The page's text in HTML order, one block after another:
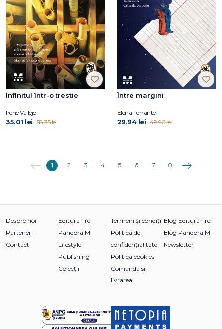
Infinitul într-o trestie
Irene Vallejo
35.01 lei 58.35 lei
Între margini
Elena Ferrante
29.94 lei 49.90 lei
Anterioara
1 2 3 4 5 6 7 8 Următoarea
Despre noi
Parteneri
Contact
Editura Trei
Pandora M
Lifestyle
Publishing
Colecții
Termeni și condiții
Politica de
confidențialitate
Politica cookies
Comanda si
livrarea
Blog Editura Trei
Blog Pandora M
Newsletter